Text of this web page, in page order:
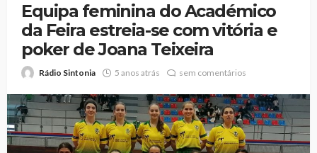
Equipa feminina do Académico
da Feira estreia-se com vitória e
poker de Joana Teixeira
Rádio Sintonia 5 anos atrás sem comentários